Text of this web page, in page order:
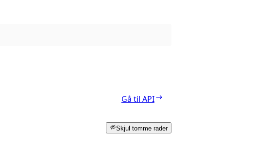
Gå til API
Skjul tomme rader